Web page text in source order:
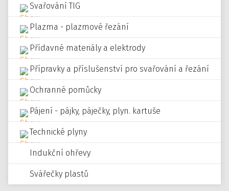
Svařování TIG
Plazma - plazmové řezání
Přídavné materiály a elektrody
Přípravky a příslušenství pro svařování a řezání
Ochranné pomůcky
Pájení - pájky, páječky, plyn. kartuše
Technické plyny
Indukční ohřevy
Svářečky plastů